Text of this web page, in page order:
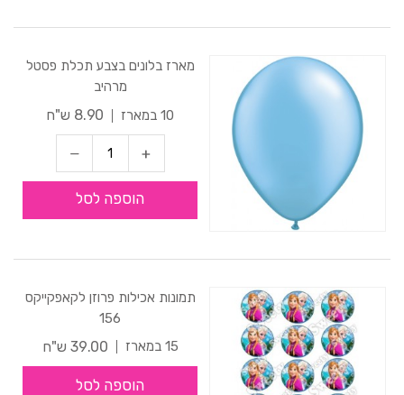
מארז בלונים בצבע תכלת פסטל
מרהיב
10 במארז
8.90 ש"ח
הוספה לסל
תמונות אכילות פרוזן לקאפקייקס
156
15 במארז
39.00 ש"ח
הוספה לסל